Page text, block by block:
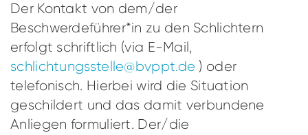
Der Kontakt von dem/der
Beschwerdeführer*in zu den Schlichtern
erfolgt schriftlich (via E-Mail,
schlichtungsstelle@bvppt.de ) oder
telefonisch. Hierbei wird die Situation
geschildert und das damit verbundene
Anliegen formuliert. Der/die